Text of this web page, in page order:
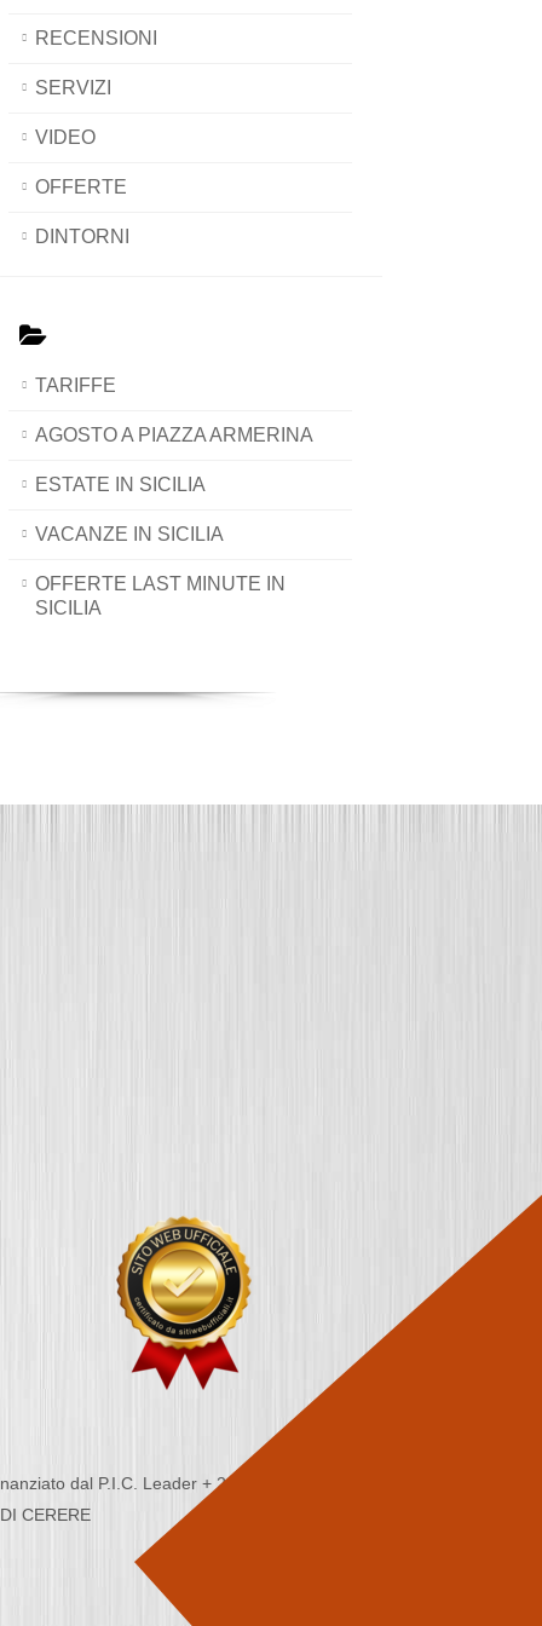
RECENSIONI
SERVIZI
VIDEO
OFFERTE
DINTORNI
TARIFFE
AGOSTO A PIAZZA ARMERINA
ESTATE IN SICILIA
VACANZE IN SICILIA
OFFERTE LAST MINUTE IN
SICILIA
dal P.I.C. Leader + 2000/2006 - Programma
CERERE